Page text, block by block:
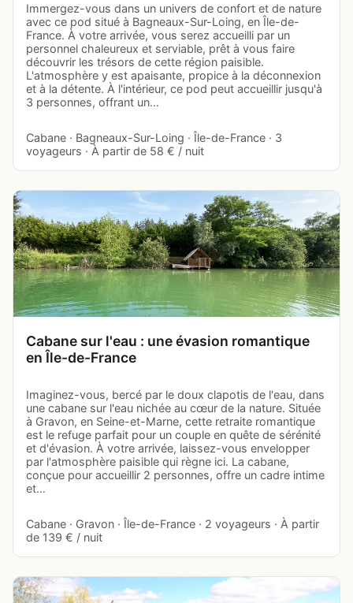
Immergez-vous dans un univers de confort et de nature
avec ce pod situé à Bagneaux-Sur-Loing, en Île-de-
France. À votre arrivée, vous serez accueilli par un
personnel chaleureux et serviable, prêt à vous faire
découvrir les trésors de cette région paisible.
L'atmosphère y est apaisante, propice à la déconnexion
et à la détente. À l'intérieur, ce pod peut accueillir jusqu'à
3 personnes, offrant un…
Cabane · Bagneaux-Sur-Loing · Île-de-France · 3
voyageurs · À partir de 58 € / nuit
Cabane sur l'eau : une évasion romantique
en Île-de-France
Imaginez-vous, bercé par le doux clapotis de l'eau, dans
une cabane sur l'eau nichée au cœur de la nature. Située
à Gravon, en Seine-et-Marne, cette retraite romantique
est le refuge parfait pour un couple en quête de sérénité
et d'évasion. À votre arrivée, laissez-vous envelopper
par l'atmosphère paisible qui règne ici. La cabane,
conçue pour accueillir 2 personnes, offre un cadre intime
et…
Cabane · Gravon · Île-de-France · 2 voyageurs · À partir
de 139 € / nuit